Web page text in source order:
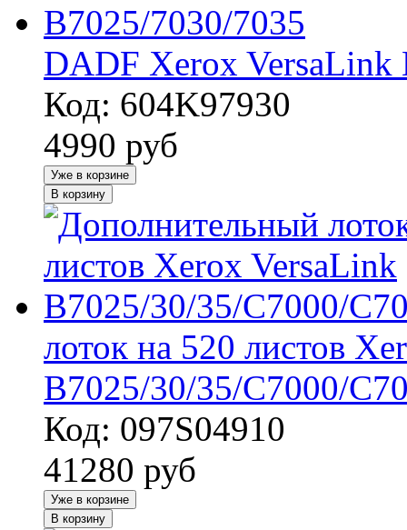
DADF Xerox VersaLink
Код: 604K97930
4990 руб
Уже в корзине
В корзину
лоток на 520 листов
B7025/30/35/C7000/
Код: 097S04910
41280 руб
Уже в корзине
В корзину